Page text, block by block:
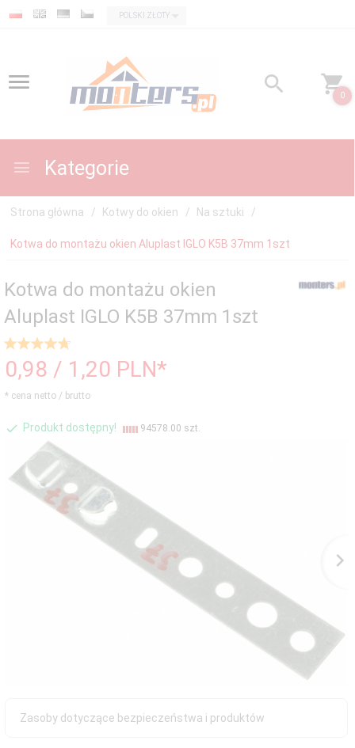
currency_h
POLSKI ZŁOTY
0
Kategorie
Strona główna Kotwy do okien Na sztuki
Kotwa do montażu okien Aluplast IGLO K5B 37mm 1szt
Kotwa do montażu okien
Aluplast IGLO K5B 37mm 1szt
0,98 / 1,20 PLN*
* cena netto / brutto
Produkt dostępny! 94578.00 szt.
Zasoby dotyczące bezpieczeństwa i produktów